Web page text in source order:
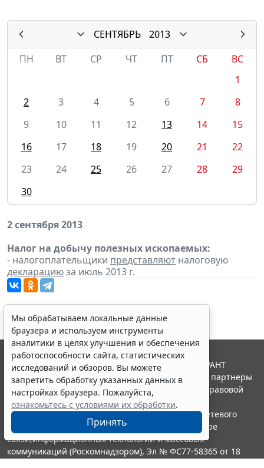
СЕНТЯБРЬ
2013
ПН
ВТ СР ЧТ ПТ СБ
ВС
1
2
3 4 5 6 7
8
9
10 11 12 13 14
15
16
17 18 19 20 21
22
23
24 25 26 27 28
29
30
2 сентября 2013
Налог на добычу полезных ископаемых:
- налогоплательщики представляют налоговую
декларациюза июль 2013 г.
Мы обрабатываем локальные данные
браузера и используем инструменты
аналитики в целях улучшения и обеспечения
работоспособности сайта, статистических
исследований и обзоров. Вы можете
запретить обработку указанных данных в
настройках браузера. Пожалуйста,
ознакомьтесь с условиями их обработки.
Принять
© ООО "НПП "ГАРАНТ-СЕРВИС", 2026. Система ГАРАНТ
выпускается с 1990 года. Компания "Гарант" и ее партнеры
являются участниками Российской ассоциации правовой
информации ГАРАНТ.
Портал ГАРАНТ.РУ зарегистрирован в качестве сетевого
издания Федеральной службой по надзору в сфере
связи,информационных технологий и массовых
коммуникаций (Роскомнадзором), Эл № ФС77-58365 от 18